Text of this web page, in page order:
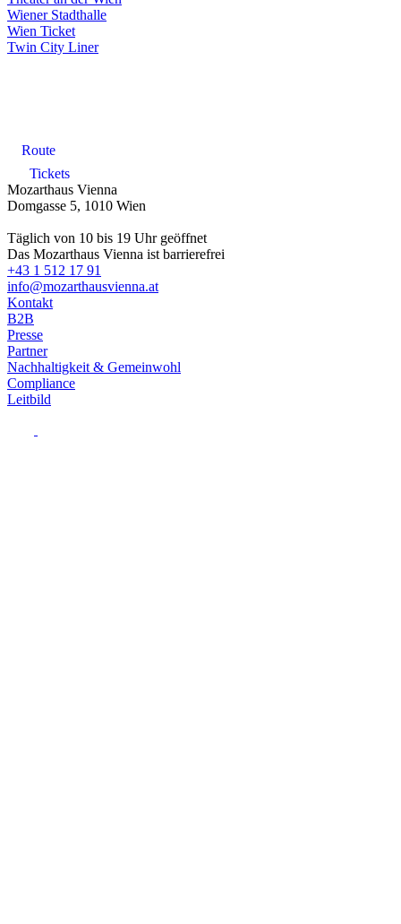
Wiener Stadthalle
Wien Ticket
Twin City Liner
Route
Tickets
Mozarthaus Vienna
Domgasse 5, 1010 Wien
Täglich von 10 bis 19 Uhr geöffnet
Das Mozarthaus Vienna ist barrierefrei
+43 1 512 17 91
info@mozarthausvienna.at
Kontakt
B2B
Presse
Partner
Nachhaltigkeit & Gemeinwohl
Compliance
Leitbild